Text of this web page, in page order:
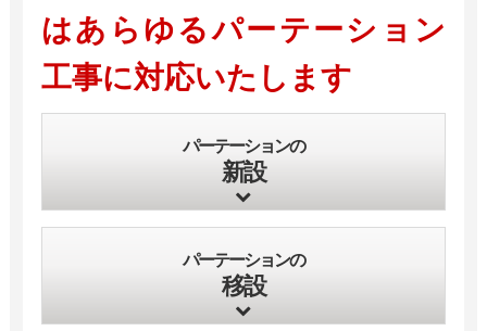
はあらゆるパーテーション
工事に対応いたします
パーテーションの
新設
パーテーションの
移設